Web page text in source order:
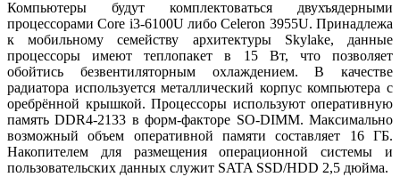
Компьютеры будут комплектоваться двухъядерными
процессорами Core i3-6100U либо Celeron 3955U. Принадлежа
к мобильному семейству архитектуры Skylake, данные
процессоры имеют теплопакет в 15 Вт, что позволяет
обойтись безвентиляторным охлаждением. В качестве
радиатора используется металлический корпус компьютера с
оребрённой крышкой. Процессоры используют оперативную
память DDR4-2133 в форм-факторе SO-DIMM. Максимально
возможный объем оперативной памяти составляет 16 ГБ.
Накопителем для размещения операционной системы и
пользовательских данных служит SATA SSD/HDD 2,5 дюйма.